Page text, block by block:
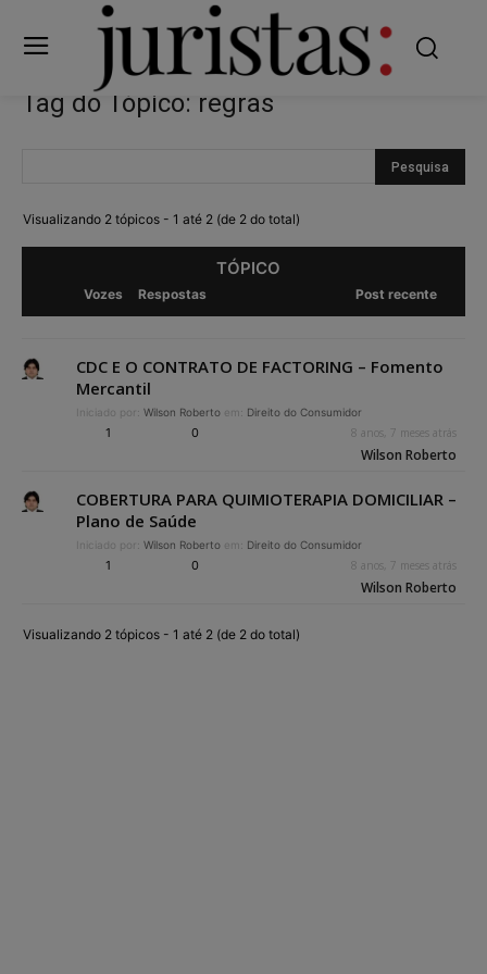
Tag do Tópico: regras
Visualizando 2 tópicos - 1 até 2 (de 2 do total)
TÓPICO
Vozes Respostas Post recente
CDC E O CONTRATO DE FACTORING – Fomento
Mercantil
Iniciado por: Wilson Roberto em: Direito do Consumidor
1 0 8 anos, 7 meses atrás
Wilson Roberto
COBERTURA PARA QUIMIOTERAPIA DOMICILIAR –
Plano de Saúde
Iniciado por: Wilson Roberto em: Direito do Consumidor
1 0 8 anos, 7 meses atrás
Wilson Roberto
Visualizando 2 tópicos - 1 até 2 (de 2 do total)